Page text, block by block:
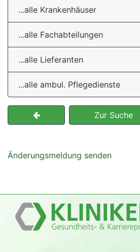
...alle Krankenhäuser
...alle Fachabteilungen
...alle Lieferanten
...alle ambul. Pflegedienste
Zur Suche
Änderungsmeldung senden